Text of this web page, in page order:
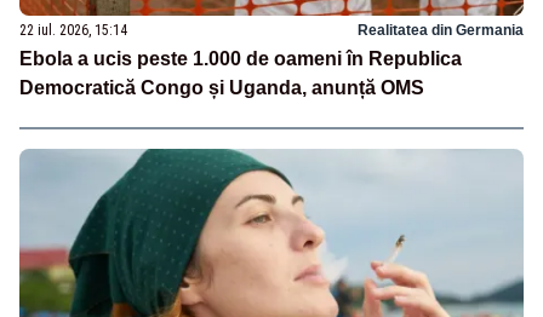
22 iul. 2026, 15:14 Realitatea din Germania
Ebola a ucis peste 1.000 de oameni în Republica
Democratică Congo și Uganda, anunță OMS